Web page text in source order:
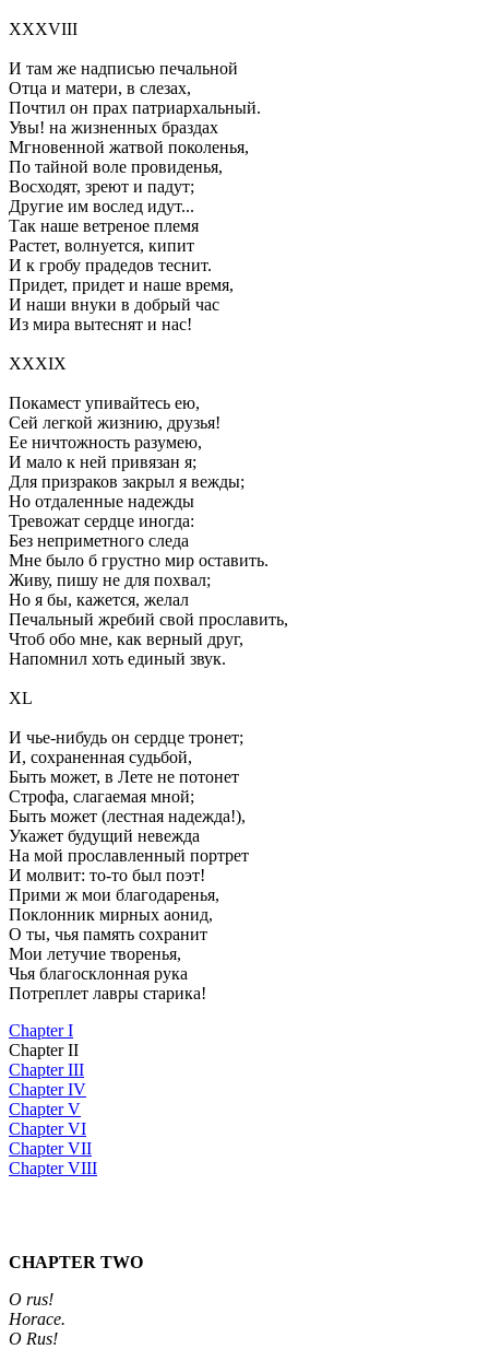
XXXVIII
И там же надписью печальной
Отца и матери, в слезах,
Почтил он прах патриархальный.
Увы! на жизненных браздах
Мгновенной жатвой поколенья,
По тайной воле провиденья,
Восходят, зреют и падут;
Другие им вослед идут...
Так наше ветреное племя
Растет, волнуется, кипит
И к гробу прадедов теснит.
Придет, придет и наше время,
И наши внуки в добрый час
Из мира вытеснят и нас!
XXXIX
Покамест упивайтесь ею,
Сей легкой жизнию, друзья!
Ее ничтожность разумею,
И мало к ней привязан я;
Для призраков закрыл я вежды;
Но отдаленные надежды
Тревожат сердце иногда:
Без неприметного следа
Мне было б грустно мир оставить.
Живу, пишу не для похвал;
Но я бы, кажется, желал
Печальный жребий свой прославить,
Чтоб обо мне, как верный друг,
Напомнил хоть единый звук.
XL
И чье-нибудь он сердце тронет;
И, сохраненная судьбой,
Быть может, в Лете не потонет
Строфа, слагаемая мной;
Быть может (лестная надежда!),
Укажет будущий невежда
На мой прославленный портрет
И молвит: то-то был поэт!
Прими ж мои благодаренья,
Поклонник мирных аонид,
О ты, чья память сохранит
Мои летучие творенья,
Чья благосклонная рука
Потреплет лавры старика!
Chapter I
Chapter II
Chapter III
Chapter IV
Chapter V
Chapter VI
Chapter VII
Chapter VIII
CHAPTER TWO
О rus!
Horace.
О Rus!